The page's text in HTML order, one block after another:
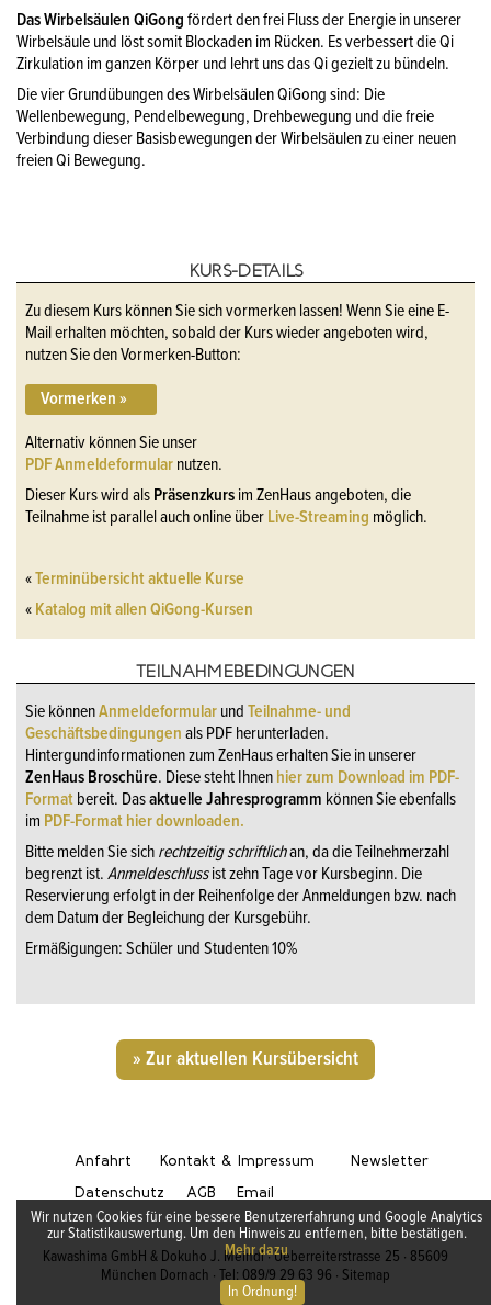
Das Wirbelsäulen QiGongfördert den frei Fluss der Energie in unserer
Wirbelsäule und löst somit Blockaden im Rücken. Es verbessert die Qi
Zirkulation im ganzen Körper und lehrt uns das Qi gezielt zu bündeln.
Die vier Grundübungen des Wirbelsäulen QiGong sind: Die
Wellenbewegung, Pendelbewegung, Drehbewegung und die freie
Verbindung dieser Basisbewegungen der Wirbelsäulen zu einer neuen
freien Qi Bewegung.
KURS-DETAILS
Zu diesem Kurs können Sie sich vormerken lassen! Wenn Sie eine E-
Mail erhalten möchten, sobald der Kurs wieder angeboten wird,
nutzen Sie den Vormerken-Button:
Vormerken »
Alternativ können Sie unser
PDF Anmeldeformularnutzen.
Dieser Kurs wird alsPräsenzkursim ZenHaus angeboten, die
Teilnahme ist parallel auch online überLive-Streaming möglich.
«Terminübersicht aktuelle Kurse
«Katalog mit allen QiGong-Kursen
TEILNAHMEBEDINGUNGEN
Sie könnenAnmeldeformularundTeilnahme- und
Geschäftsbedingungenals PDF herunterladen.
Hintergundinformationen zum ZenHaus erhalten Sie in unserer
ZenHaus Broschüre. Diese steht Ihnenhier zum Download im PDF-
Formatbereit. Dasaktuelle Jahresprogramm können Sie ebenfalls
im PDF-Format hier downloaden.
Bitte melden Sie sichrechtzeitig schriftlichan, da die Teilnehmerzahl
begrenzt ist.Anmeldeschlussist zehn Tage vor Kursbeginn. Die
Reservierung erfolgt in der Reihenfolge der Anmeldungen bzw. nach
dem Datum der Begleichung der Kursgebühr.
Ermäßigungen: Schüler und Studenten 10%
» Zur aktuellen Kursübersicht
Anfahrt Kontakt & Impressum
Newsletter
Datenschutz
AGB Email
Kawashima GmbH & Dokuho J. Meindl · Ueberreiterstrasse 25 · 85609
München Dornach · Tel: 089/9 29 63 96 · Sitemap
Wir nutzen Cookies für eine bessere Benutzererfahrung und Google Analytics
zur Statistikauswertung. Um den Hinweis zu entfernen, bitte bestätigen.
Mehr dazu
In Ordnung!